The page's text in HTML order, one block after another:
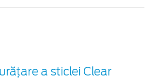
a sticlei Clear